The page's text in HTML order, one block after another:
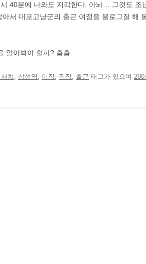
40분에 나와도 지각한다. 아놔… 그것도 조
서 대포고냥군의 출근 여정을 블로그질 해
알아봐야 할까? 흠흠…
치 , 삼성역 , 이직 , 직장, 출근 태그가 있으며